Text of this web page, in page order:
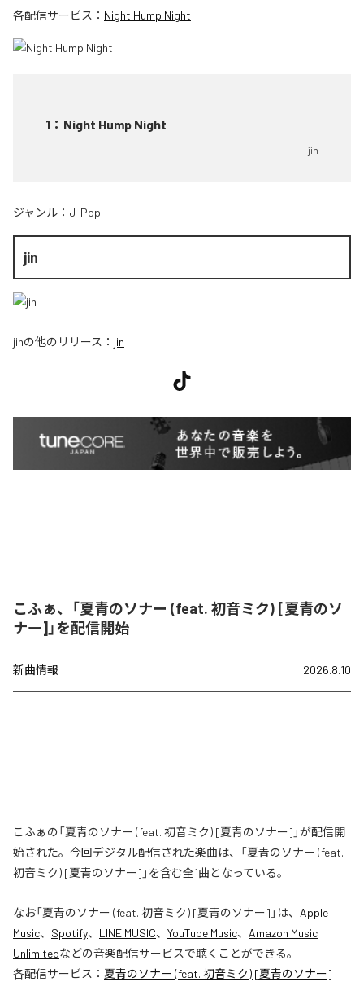
各配信サービス： Night Hump Night
1 ： Night Hump Night
jin
ジャンル： J-Pop
jin
jinの他のリリース： jin
こふぁ、「夏青のソナー (feat. 初音ミク) [夏青のソ
ナー]」を配信開始
新曲情報 2026.8.10
こふぁの「夏青のソナー (feat. 初音ミク) [夏青のソナー]」が配信開
始された。今回デジタル配信された楽曲は、「夏青のソナー (feat.
初音ミク) [夏青のソナー]」を含む全1曲となっている。
なお「夏青のソナー (feat. 初音ミク) [夏青のソナー] 」は、 Apple
Music、 Spotify、 LINE MUSIC、 YouTube Music、 Amazon Music
Unlimitedなどの音楽配信サービスで聴くことができる。
各配信サービス： 夏青のソナー (feat. 初音ミク) [夏青のソナー]